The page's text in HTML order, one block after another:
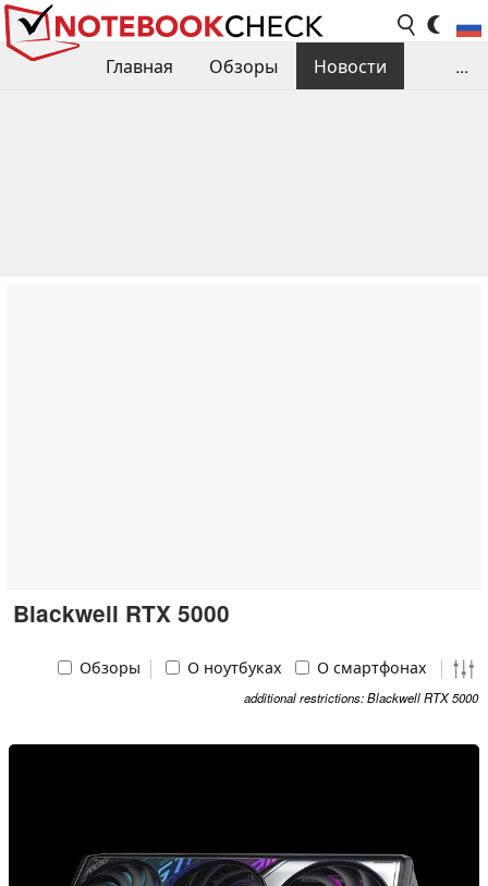
Главная Обзоры
Новости
...
Blackwell RTX 5000
Обзоры О ноутбуках О смартфонах
additional restrictions: Blackwell RTX 5000